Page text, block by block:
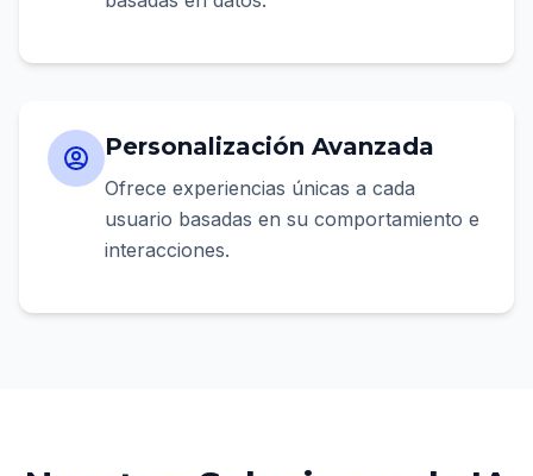
Personalización Avanzada
Ofrece experiencias únicas a cada
usuario basadas en su comportamiento e
interacciones.